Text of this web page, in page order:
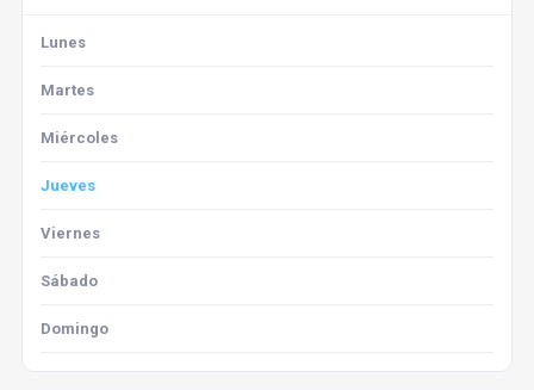
Lunes
Martes
Miércoles
Jueves
Viernes
Sábado
Domingo